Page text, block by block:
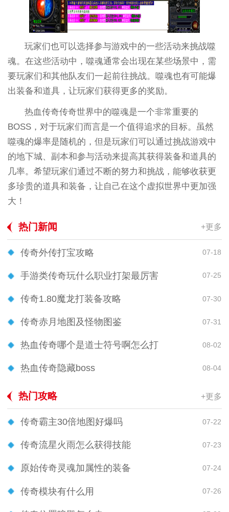
玩家们也可以选择参与游戏中的一些活动来挑战噬
魂。在这些活动中，噬魂通常会出现在某些场景中，需
要玩家们和其他队友们一起前往挑战。噬魂也有可能爆
出装备和道具，让玩家们获得更多的奖励。
热血传奇传奇世界中的噬魂是一个非常重要的
BOSS，对于玩家们而言是一个值得追求的目标。虽然
噬魂的爆率是随机的，但是玩家们可以通过挑战游戏中
的地下城、副本和参与活动来提高其获得装备和道具的
几率。希望玩家们通过不断的努力和挑战，能够收获更
多珍贵的道具和装备，让自己在这个虚拟世界中更加强
大！
热门新闻 +更多
传奇外传打宝攻略 07-18
手游类传奇玩什么职业打架最厉害 07-25
传奇1.80魔龙打装备攻略 07-30
传奇赤月地图及怪物图鉴 07-31
热血传奇哪个是道士符号啊怎么打 08-02
热血传奇隐藏boss 08-04
热门攻略 +更多
传奇霸主30倍地图好爆吗 07-22
传奇流星火雨怎么获得技能 07-23
原始传奇灵魂加属性的装备 07-24
传奇模块有什么用 07-26